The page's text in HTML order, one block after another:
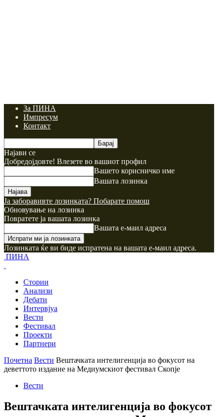
За ПИНА
Импресум
Контакт
Најави се
Добредојдовте! Влезете во вашиот профил
Вашето корисничко име
Вашата лозинка
Ја заборавивте лозинката? Побарате помош
Обновување на лозинка
Повратете ја вашата лозинка
Вашата е-маил адреса
Лозинката ќе ви биде испратена на вашата е-маил адреса.
ПИНА
Стории
Анализи
Дебати
Интервјуа
Вести
Фестивал
Проекти
Партнери
Почетна Вести Вештачката интелигенција во фокусот на
деветтото издание на Медиумскиот фестивал Скопје
Вести
Вештачката интелигенција во фокусот